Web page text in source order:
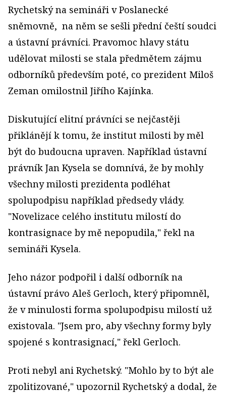
Rychetský na semináři v Poslanecké
sněmovně, na něm se sešli přední čeští soudci
a ústavní právníci. Pravomoc hlavy státu
udělovat milosti se stala předmětem zájmu
odborníků především poté, co prezident Miloš
Zeman omilostnil Jiřího Kajínka.
Diskutující elitní právníci se nejčastěji
přiklánějí k tomu, že institut milosti by měl
být do budoucna upraven. Například ústavní
právník Jan Kysela se domnívá, že by mohly
všechny milosti prezidenta podléhat
spolupodpisu například předsedy vlády.
"Novelizace celého institutu milostí do
kontrasignace by mě nepopudila," řekl na
semináři Kysela.
Jeho názor podpořil i další odborník na
ústavní právo Aleš Gerloch, který připomněl,
že v minulosti forma spolupodpisu milostí už
existovala. "Jsem pro, aby všechny formy byly
spojené s kontrasignací," řekl Gerloch.
Proti nebyl ani Rychetský. "Mohlo by to být ale
zpolitizované," upozornil Rychetský a dodal, že